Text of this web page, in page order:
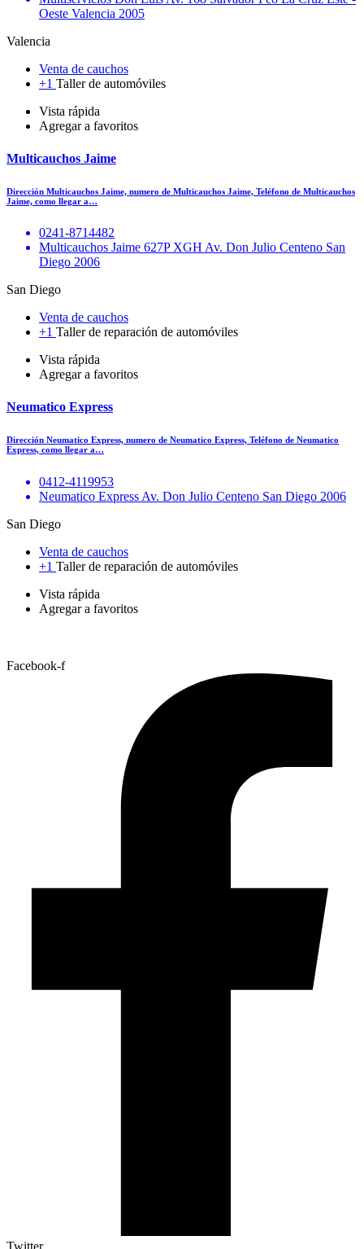
Oeste Valencia 2005
Valencia
Venta de cauchos
+1 Taller de automóviles
Vista rápida
Agregar a favoritos
Multicauchos Jaime
Dirección Multicauchos Jaime, numero de Multicauchos Jaime, Teléfono de Multicauchos
Jaime, como llegar a…
0241-8714482
Multicauchos Jaime 627P XGH Av. Don Julio Centeno San
Diego 2006
San Diego
Venta de cauchos
+1 Taller de reparación de automóviles
Vista rápida
Agregar a favoritos
Neumatico Express
Dirección Neumatico Express, numero de Neumatico Express, Teléfono de Neumatico
Express, como llegar a…
0412-4119953
Neumatico Express Av. Don Julio Centeno San Diego 2006
San Diego
Venta de cauchos
+1 Taller de reparación de automóviles
Vista rápida
Agregar a favoritos
Facebook-f
Twitter